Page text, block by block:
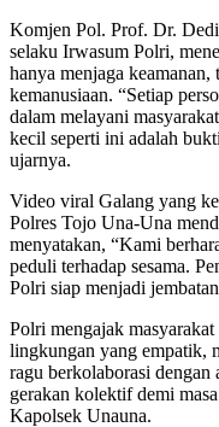
Komjen Pol. Prof. Dr.
selaku Irwasum Polri,
hanya menjaga keamanan,
kemanusiaan. “Setiap
dalam melayani
kecil seperti ini adalah
ujarnya.
Video viral Galang yang
Polres Tojo Una-Una
menyatakan, “Kami
peduli terhadap sesama.
Polri siap menjadi
Polri mengajak
lingkungan yang empatik,
ragu berkolaborasi dengan
gerakan kolektif demi
Kapolsek Unauna.